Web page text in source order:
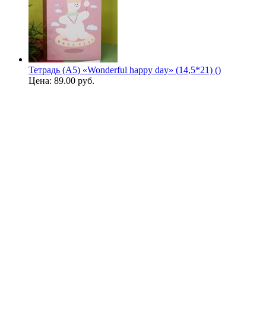
Тетрадь (A5) «Wonderful happy day» (14,5*21) ()
Цена: 89.00 руб.